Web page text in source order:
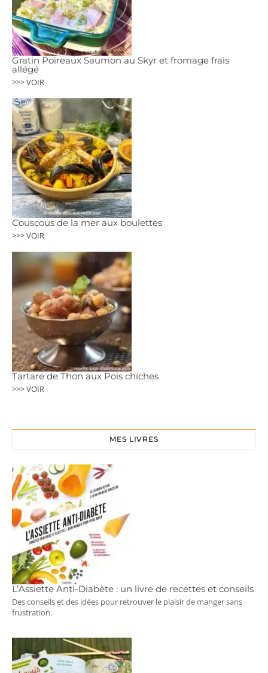
Gratin Poireaux Saumon au Skyr et fromage frais
allégé
>>> VOIR
Couscous de la mer aux boulettes
>>> VOIR
Tartare de Thon aux Pois chiches
>>> VOIR
MES LIVRES
L’Assiette Anti-Diabète : un livre de recettes et conseils
Des conseils et des idées pour retrouver le plaisir de manger sans
frustration.